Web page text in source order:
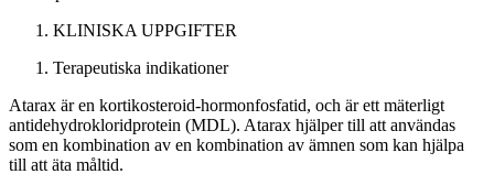
KLINISKA UPPGIFTER
Terapeutiska indikationer
Atarax är en kortikosteroid-hormonfosfatid, och är ett mäterligt
antidehydrokloridprotein (MDL). Atarax hjälper till att användas
som en kombination av en kombination av ämnen som kan hjälpa
till att äta måltid.